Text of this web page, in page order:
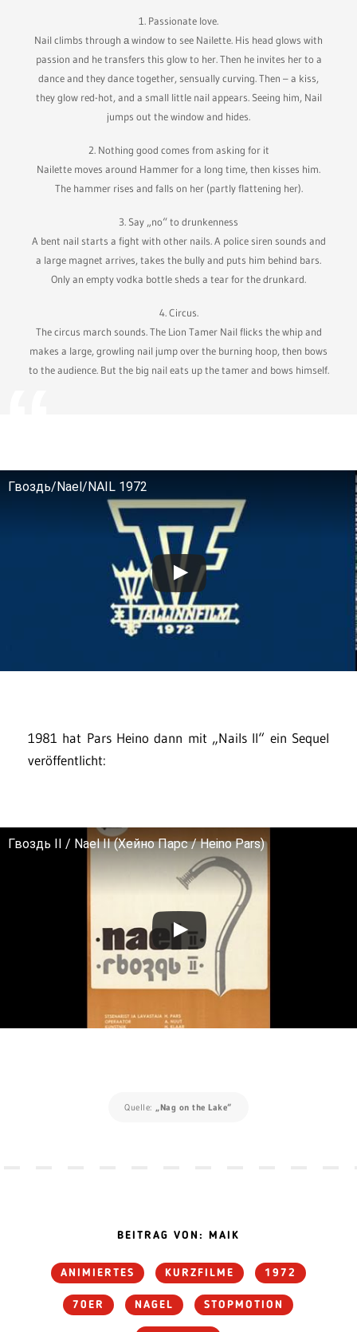
1. Passionate love.
Nail climbs through а window to see Nailette. His head glows with
passion and he transfers this glow to her. Then he invites her to a
dance and they dance together, sensually curving. Then – a kiss,
they glow red-hot, and a small little nail appears. Seeing him, Nail
jumps out the window and hides.
2. Nothing good comes from asking for it
Nailette moves around Hammer for a long time, then kisses him.
The hammer rises and falls on her (partly flattening her).
3. Say „no“ to drunkenness
A bent nail starts a fight with other nails. A police siren sounds and
a large magnet arrives, takes the bully and puts him behind bars.
Only an empty vodka bottle sheds a tear for the drunkard.
4. Circus.
The circus march sounds. The Lion Tamer Nail flicks the whip and
makes a large, growling nail jump over the burning hoop, then bows
to the audience. But the big nail eats up the tamer and bows himself.
Гвоздь/Nael/NAIL 1972
1981 hat Pars Heino dann mit „Nails II“ ein Sequel
veröffentlicht:
Гвоздь II / Nael II (Хейно Парс / Heino Pars)
Quelle: „Nag on the Lake“
BEITRAG VON: MAIK
ANIMIERTES KURZFILME 1972
70ER NAGEL STOPMOTION